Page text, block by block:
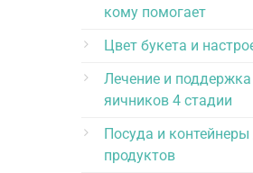
кому помогает
Цвет букета и
Лечение и
яичников 4 стадии
Посуда и
продуктов